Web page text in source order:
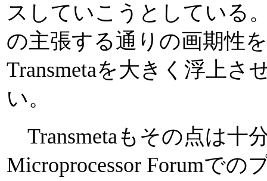
スしていこうとしている
の主張する通りの画期性
Transmetaを大きく浮上
い。
Transmetaもその点は十
Microprocessor Forumで